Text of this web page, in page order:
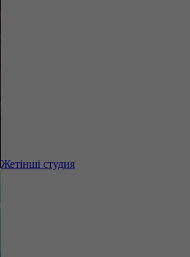
Жетінші студия